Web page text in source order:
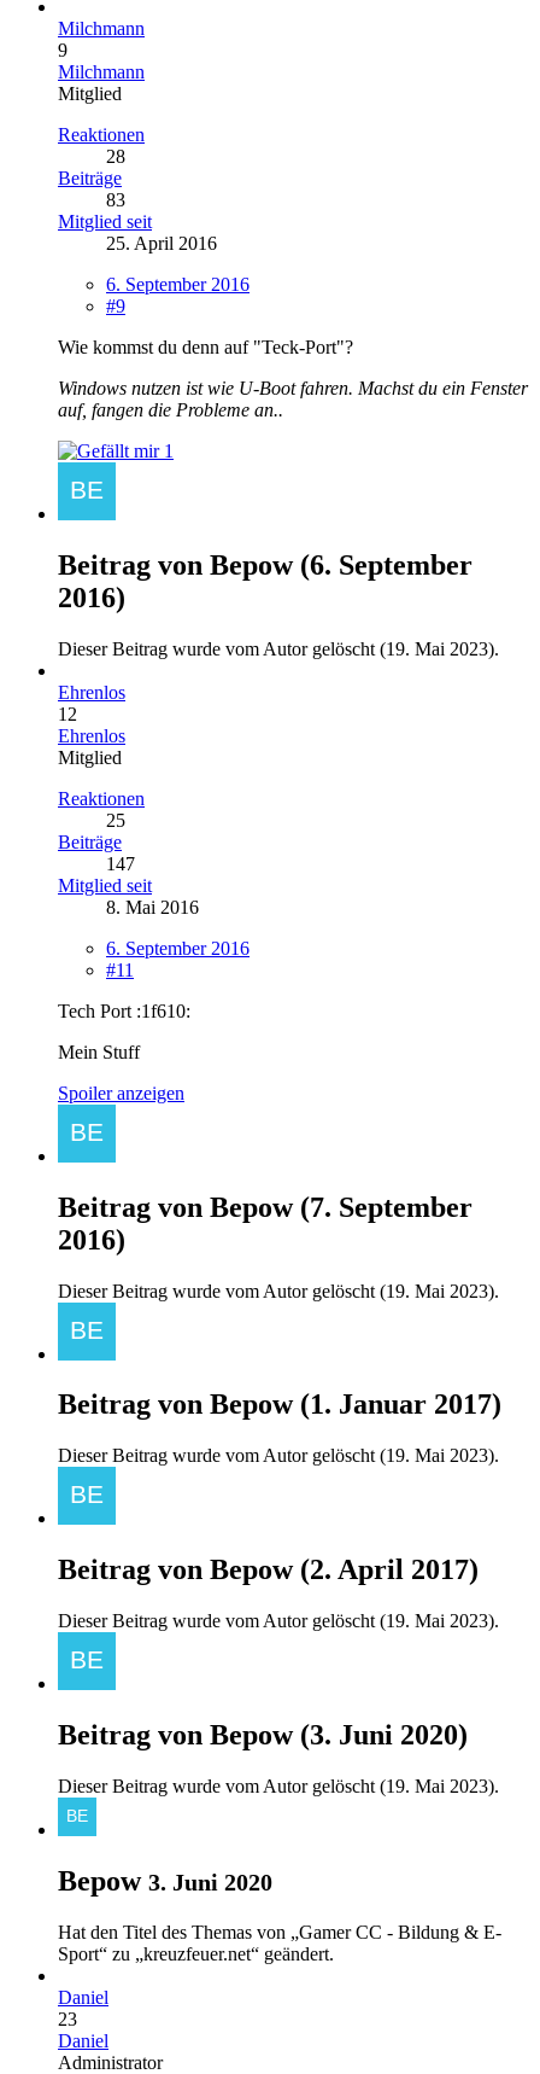
Milchmann
9
Milchmann
Mitglied
Reaktionen
28
Beiträge
83
Mitglied seit
25. April 2016
6. September 2016
#9
Wie kommst du denn auf "Teck-Port"?
Windows nutzen ist wie U-Boot fahren. Machst du ein Fenster
auf, fangen die Probleme an..
1
Beitrag von Bepow(6. September
2016)
Dieser Beitrag wurde vom Autor gelöscht (19. Mai 2023).
Ehrenlos
12
Ehrenlos
Mitglied
Reaktionen
25
Beiträge
147
Mitglied seit
8. Mai 2016
6. September 2016
#11
Tech Port :1f610:
Mein Stuff
Spoiler anzeigen
Beitrag von Bepow(7. September
2016)
Dieser Beitrag wurde vom Autor gelöscht (19. Mai 2023).
Beitrag von Bepow(1. Januar 2017)
Dieser Beitrag wurde vom Autor gelöscht (19. Mai 2023).
Beitrag von Bepow(2. April 2017)
Dieser Beitrag wurde vom Autor gelöscht (19. Mai 2023).
Beitrag von Bepow(3. Juni 2020)
Dieser Beitrag wurde vom Autor gelöscht (19. Mai 2023).
Bepow 3. Juni 2020
Hat den Titel des Themas von „Gamer CC - Bildung & E-
Sport“ zu „kreuzfeuer.net“ geändert.
Daniel
23
Daniel
Administrator